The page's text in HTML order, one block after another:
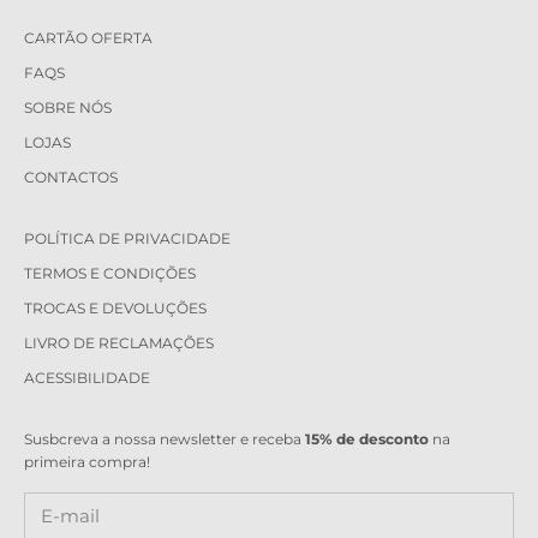
CARTÃO OFERTA
FAQS
SOBRE NÓS
LOJAS
CONTACTOS
POLÍTICA DE PRIVACIDADE
TERMOS E CONDIÇÕES
TROCAS E DEVOLUÇÕES
LIVRO DE RECLAMAÇÕES
ACESSIBILIDADE
Susbcreva a nossa newsletter e receba 15% de desconto na
primeira compra!